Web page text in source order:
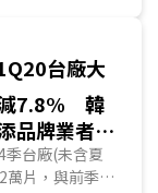
創季減幅度則皆
寸面板傳統旺
尤其印度全面封
及功能手機面
出貨量續季減
大應用別則仍
廠第2季大尺
NB及9吋以上
，至於LCD TV
生產線停工或
將是NB、平板
台廠大
減7.8% 韓
品牌業者轉
萬片，與前季持